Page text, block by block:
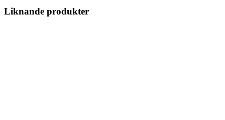
Liknande produkter